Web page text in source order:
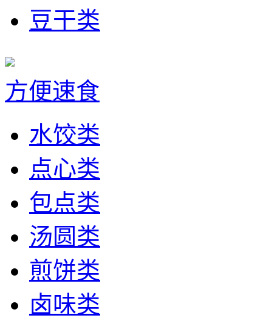
豆干类
方便速食
水饺类
点心类
包点类
汤圆类
煎饼类
卤味类